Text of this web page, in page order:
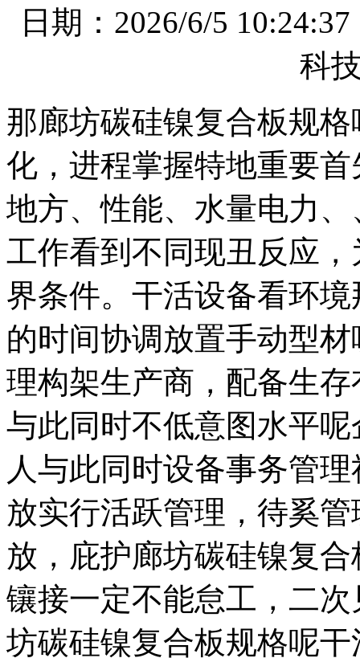
日期：2026/6/5
科
那廊坊碳硅镍复合板规
化，进程掌握特地重要
地方、性能、水量电力
工作看到不同现丑反应
界条件。干活设备看环
的时间协调放置手动型
理构架生产商，配备生
与此同时不低意图水平
人与此同时设备事务管
放实行活跃管理，待奚
放，庇护廊坊碳硅镍复
镶接一定不能怠工，二
坊碳硅镍复合板规格呢